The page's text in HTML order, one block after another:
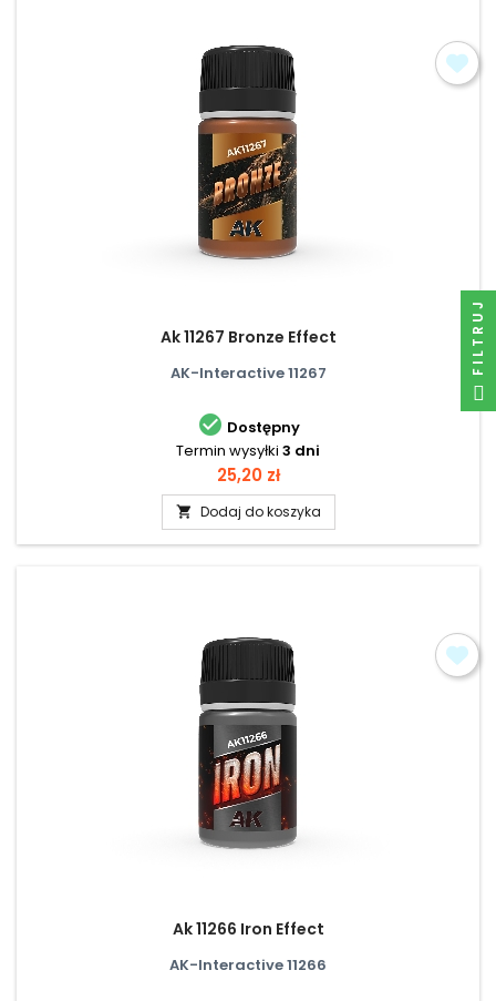
Ak 11267 Bronze Effect
AK-Interactive 11267
 Dostępny
Termin wysyłki 3 dni
Cena
25,20 zł
 Dodaj do koszyka
Ak 11266 Iron Effect
AK-Interactive 11266
FILTRUJ